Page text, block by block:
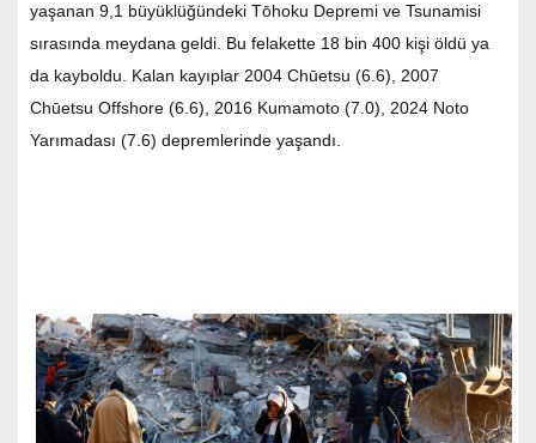
yaşanan 9,1 büyüklüğündeki Tōhoku Depremi ve Tsunamisi
sırasında meydana geldi. Bu felakette 18 bin 400 kişi öldü ya
da kayboldu. Kalan kayıplar 2004 Chūetsu (6.6), 2007
Chūetsu Offshore (6.6), 2016 Kumamoto (7.0), 2024 Noto
Yarımadası (7.6) depremlerinde yaşandı.